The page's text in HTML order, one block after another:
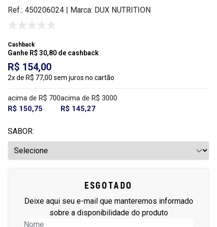
Ref.: 450206024 | Marca: DUX NUTRITION
Cashback
Ganhe R$ 30,80 de cashback
R$ 154,00
2x de R$ 77,00 sem juros no cartão
acima de R$ 700
R$ 150,75
acima de R$ 3000
R$ 145,27
SABOR:
ESGOTADO
Deixe aqui seu e-mail que manteremos informado
sobre a disponibilidade do produto